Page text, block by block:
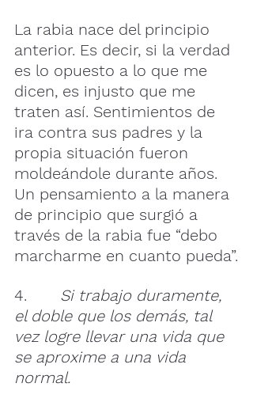
La rabia nace del principio
anterior. Es decir, si la verdad
es lo opuesto a lo que me
dicen, es injusto que me
traten así. Sentimientos de
ira contra sus padres y la
propia situación fueron
moldeándole durante años.
Un pensamiento a la manera
de principio que surgió a
través de la rabia fue “debo
marcharme en cuanto pueda”.
4.
Si trabajo duramente,
el doble que los demás, tal
vez logre llevar una vida que
se aproxime a una vida
normal.